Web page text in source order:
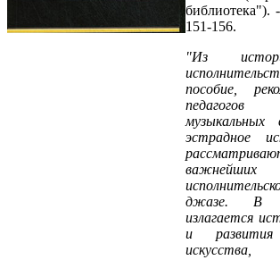
библиотека").
151-156.
"Из
пособие,
музыкальных
эстрадное
джазе. В
излагается
и развития
искусства,